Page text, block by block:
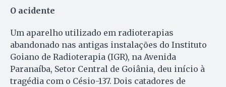
O acidente
Um aparelho utilizado em radioterapias
abandonado nas antigas instalações do Instituto
Goiano de Radioterapia (IGR), na Avenida
Paranaíba, Setor Central de Goiânia, deu início à
tragédia com o Césio-137. Dois catadores de